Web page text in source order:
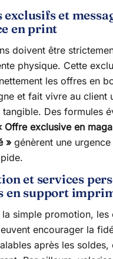
exclusifs et
en print
doivent être
physique. Cette
les offres en
et fait vivre au client
tangible. Des formules
Offre exclusive en
» génèrent une
et services
en support
la simple promotion, les
encourager la
après les soldes,